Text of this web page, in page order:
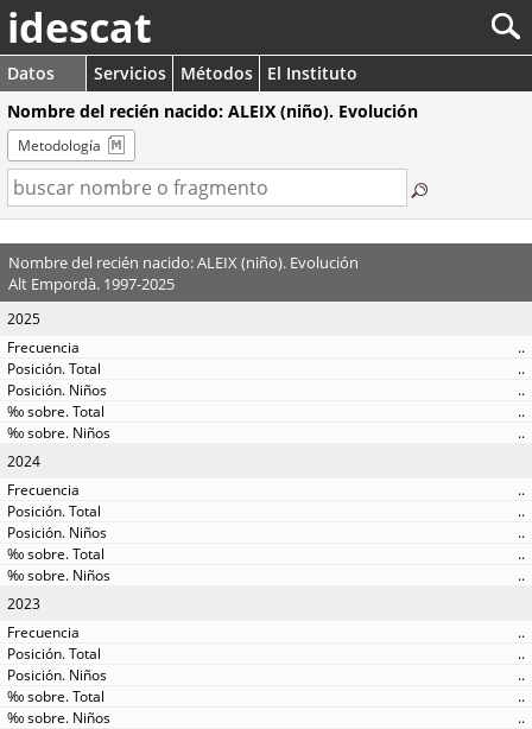
idescat
Datos Servicios Métodos
El Instituto
Nombre del recién nacido: ALEIX (niño). Evolución
Metodología
Nombre del recién nacido: ALEIX (niño). Evolución
Alt Empordà. 1997-2025
2025
..
..
..
..
..
2024
..
..
..
..
..
2023
..
..
..
..
..